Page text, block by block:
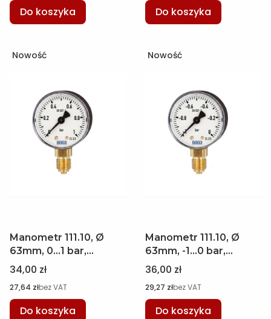
Do koszyka Do koszyka
Nowość
Manometr 111.10, Ø
63mm, 0...1 bar,
przyłącze dolne M12 x
1,5, WIKA 7390682
Cena
34,00 zł
Cena
27,64 złbez VAT
Do koszyka
Nowość
Manometr 111.10, Ø
63mm, -1...0 bar,
przyłącze dolne M12 x
1,5, WIKA 7390674
Cena
36,00 zł
Cena
29,27 złbez VAT
Do koszyka